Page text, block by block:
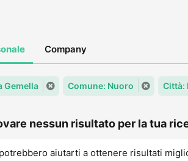
Company
Gemella Comune: Nuoro Città:
nessun risultato per la tua
aiutarti a ottenere risultati